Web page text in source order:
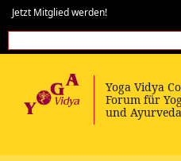
Jetzt Mitglied werden!